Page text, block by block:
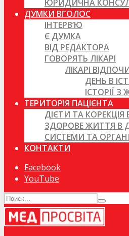
ЮРИДИЧНА
ДУМКИ ВГОЛОС
ІНТЕРВ’Ю
Є ДУМКА
ВІД РЕДАКТОРА
ГОВОРЯТЬ ЛІКАРІ
ЛІКАРІ
ДЕНЬ В
ІСТОРІЇ З
ТЕРИТОРІЯ ПАЦІЄНТА
ДІЄТИ ТА КОРЕКЦІЯ
ЗДОРОВЕ ЖИТТЯ В
СИСТЕМИ ТА
КОНТАКТИ
Facebook
YouTube